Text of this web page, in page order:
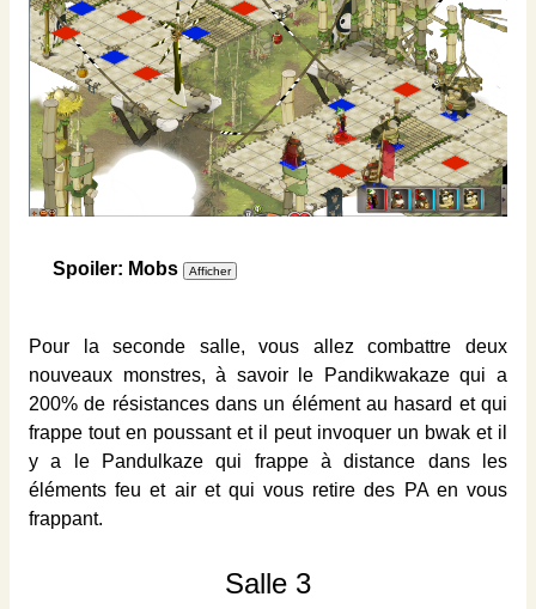
Spoiler: Mobs
Pour la seconde salle, vous allez combattre deux
nouveaux monstres, à savoir le Pandikwakaze qui a
200% de résistances dans un élément au hasard et qui
frappe tout en poussant et il peut invoquer un bwak et il
y a le Pandulkaze qui frappe à distance dans les
éléments feu et air et qui vous retire des PA en vous
frappant.
Salle 3